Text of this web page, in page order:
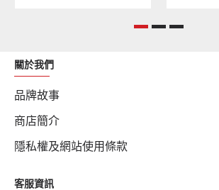
關於我們
品牌故事
商店簡介
隱私權及網站使用條款
客服資訊